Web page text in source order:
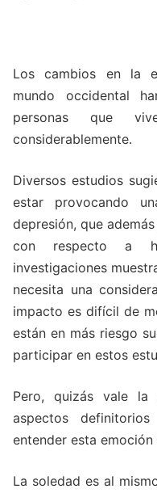
Los cambios en la
mundo occidental
personas que
considerablemente.
Diversos estudios
estar provocando
depresión, que
con respecto a
investigaciones
necesita una
impacto es difícil de
están en más riesgo
participar en estos
Pero, quizás vale la
aspectos
entender esta emoción
La soledad es al